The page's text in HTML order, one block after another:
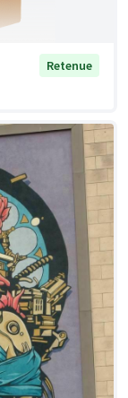
Retenue